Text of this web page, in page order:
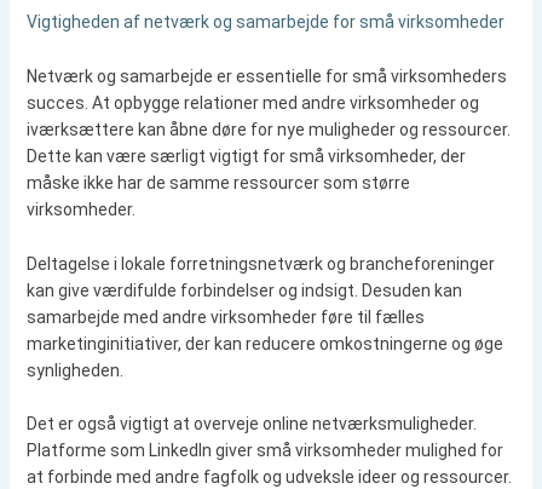
Vigtigheden af netværk og samarbejde for små virksomheder
Netværk og samarbejde er essentielle for små virksomheders
succes. At opbygge relationer med andre virksomheder og
iværksættere kan åbne døre for nye muligheder og ressourcer.
Dette kan være særligt vigtigt for små virksomheder, der
måske ikke har de samme ressourcer som større
virksomheder.
Deltagelse i lokale forretningsnetværk og brancheforeninger
kan give værdifulde forbindelser og indsigt. Desuden kan
samarbejde med andre virksomheder føre til fælles
marketinginitiativer, der kan reducere omkostningerne og øge
synligheden.
Det er også vigtigt at overveje online netværksmuligheder.
Platforme som LinkedIn giver små virksomheder mulighed for
at forbinde med andre fagfolk og udveksle ideer og ressourcer.